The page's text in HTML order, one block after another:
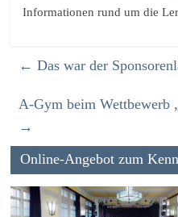
Informationen rund um die
← Das war der
A-Gym beim Wettbewerb
→
Online-Angebot zum